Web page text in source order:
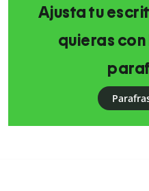
Ajusta tu
quieras